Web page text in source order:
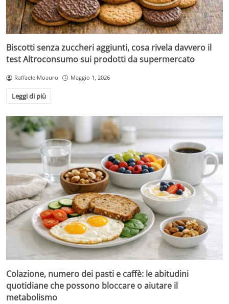
Biscotti senza zuccheri aggiunti, cosa rivela davvero il
test Altroconsumo sui prodotti da supermercato
Raffaele Moauro Maggio 1, 2026
Leggi di più
Colazione, numero dei pasti e caffè: le abitudini
quotidiane che possono bloccare o aiutare il
metabolismo